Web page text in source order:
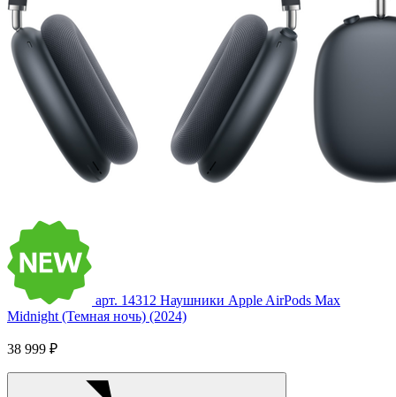
арт. 14312 Наушники Apple AirPods Max
Midnight (Темная ночь) (2024)
38 999 ₽